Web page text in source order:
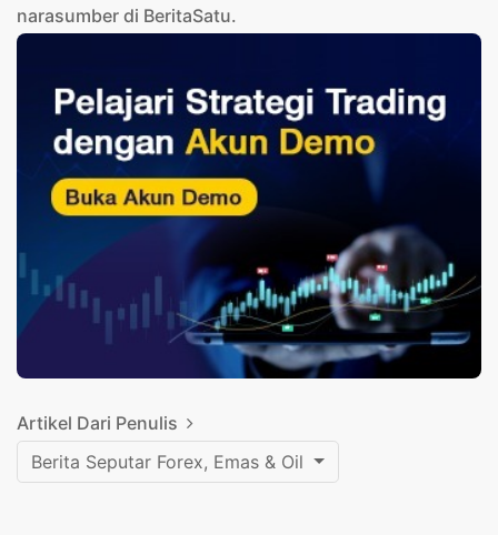
narasumber di BeritaSatu.
Artikel Dari Penulis
Berita Seputar Forex, Emas & Oil